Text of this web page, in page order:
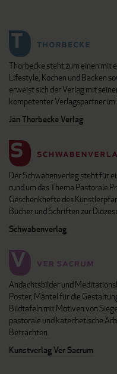
Thorbecke steht zum einen
Lifestyle, Kochen und Backen
erweist sich der Verlag mit
kompetenter Verlagspartner im
Jan Thorbecke Verlag
Der Schwabenverlag steht für
rund um das Thema Pastorale
Geschenkhefte des
Bücher und Schriften zur
Schwabenverlag
Andachtsbilder und
Poster, Mäntel für die
Bildtafeln mit Motiven von
pastorale und katechetische
Betrachten.
Kunstverlag Ver Sacrum